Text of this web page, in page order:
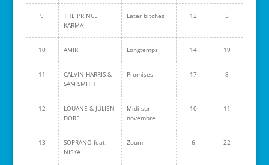
9
THE PRINCE
KARMA
Later bitches 12 5
10 AMIR Longtemps 14 19
11
CALVIN HARRIS &
SAM SMITH
Promises 17 8
12
LOUANE & JULIEN
DORE
Midi sur
novembre
10 11
13
SOPRANO feat.
NISKA
Zoum 6 22